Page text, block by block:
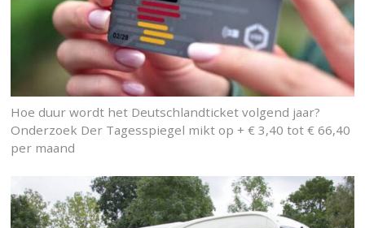
Hoe duur wordt het Deutschlandticket volgend jaar?
Onderzoek Der Tagesspiegel mikt op + € 3,40 tot € 66,40
per maand